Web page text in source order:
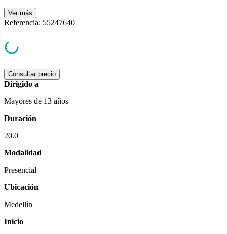
Ver más
Referencia: 55247640
Consultar precio
Dirigido a
Mayores de 13 años
Duración
20.0
Modalidad
Presencial
Ubicación
Medellín
Inicio